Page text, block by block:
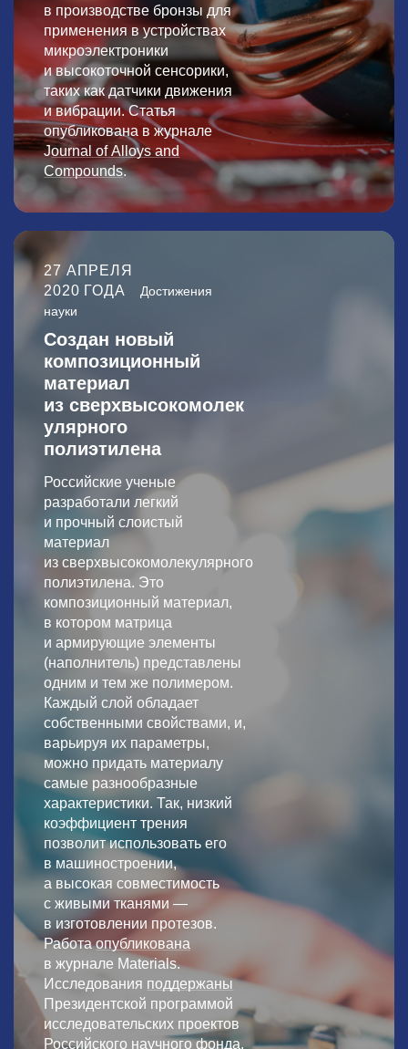
в производстве бронзы для
применения в устройствах
микроэлектроники
и высокоточной сенсорики,
таких как датчики движения
и вибрации. Статья
опубликована в журнале
Journal of Alloys and
Compounds.
27 АПРЕЛЯ
2020 ГОДА
Достижения
науки
Создан новый
композиционный
материал
из сверхвысокомолек
улярного
полиэтилена
Российские ученые
разработали легкий
и прочный слоистый
материал
из сверхвысокомолекулярного
полиэтилена. Это
композиционный материал,
в котором матрица
и армирующие элементы
(наполнитель) представлены
одним и тем же полимером.
Каждый слой обладает
собственными свойствами, и,
варьируя их параметры,
можно придать материалу
самые разнообразные
характеристики. Так, низкий
коэффициент трения
позволит использовать его
в машиностроении,
а высокая совместимость
с живыми тканями —
в изготовлении протезов.
Работаопубликована
в журнале Materials.
Исследования поддержаны
Президентской программой
исследовательских проектов
Российского научного фонда.